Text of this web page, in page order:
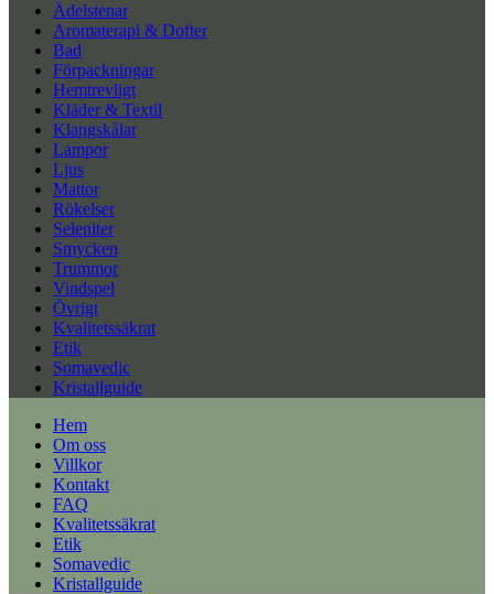
Ädelstenar
Aromaterapi & Dofter
Bad
Förpackningar
Hemtrevligt
Kläder & Textil
Klangskålar
Lampor
Ljus
Mattor
Rökelser
Seleniter
Smycken
Trummor
Vindspel
Övrigt
Kvalitetssäkrat
Etik
Somavedic
Kristallguide
Hem
Om oss
Villkor
Kontakt
FAQ
Kvalitetssäkrat
Etik
Somavedic
Kristallguide